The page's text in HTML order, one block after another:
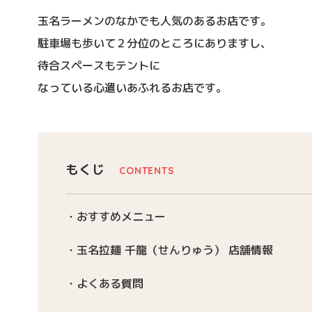
玉名ラーメンのなかでも人気のあるお店です。
駐車場も歩いて２分位のところにありますし、
待合スペースもテントに
なっている心遣いあふれるお店です。
もくじ
おすすめメニュー
玉名拉麺 千龍（せんりゅう） 店舗情報
よくある質問